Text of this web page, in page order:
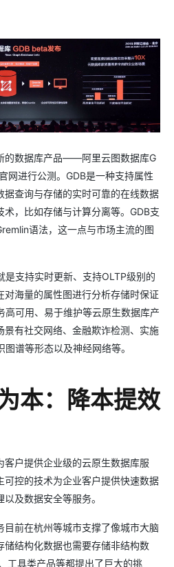
的数据库产品——阿里云图数据库G
网进行公测。GDB是一种支持属性
据查询与存储的实时可靠的在线数据
，比如存储与计算分离等。GDB支
语法，这一点与市场主流的图
是支持实时更新、支持OLTP级别的
对海量的属性图进行分析存储时保证
高可用、易于维护等云原生数据库产
景有社交网络、金融欺诈检测、实施
谱等形态以及神经网络等。
本：降本提效
客户提供企业级的云原生数据库服
可控的技术为企业客户提供快速数据
及数据安全等服务。
目前在杭州等城市支撑了像城市大脑
储结构化数据也需要存储非结构数
工具类产品等都提出了巨大的挑